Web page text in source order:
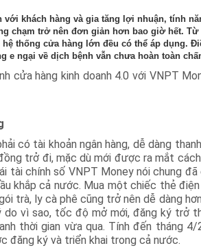
với khách hàng và gia tăng lợi nhuận, tính
chạm trở nên đơn giản hơn bao giờ hết.
thống cửa hàng lớn đều có thể áp dụng.
ngại về dịch bệnh vẫn chưa hoàn toàn
có tài khoản ngân hàng, dễ dàng
trở đi, mặc dù mới được ra mắt
tài chính số VNPT Money nói chung
khắp cả nước. Mua một chiếc thẻ
trà, ly cà phê cũng trở nên dễ dàng
vì sao, tốc độ mở mới, đăng ký trở
thời gian vừa qua. Tính đến tháng 4/
đăng ký và triển khai trong cả nước.